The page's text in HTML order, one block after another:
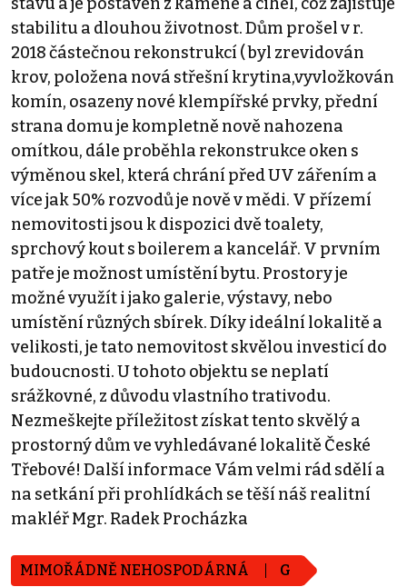
stabilitu a dlouhou životnost. Dům prošel v r.
2018 částečnou rekonstrukcí ( byl zrevidován
krov, položena nová střešní krytina,vyvložkován
komín, osazeny nové klempířské prvky, přední
strana domu je kompletně nově nahozena
omítkou, dále proběhla rekonstrukce oken s
výměnou skel, která chrání před UV zářením a
více jak 50% rozvodů je nově v mědi. V přízemí
nemovitosti jsou k dispozici dvě toalety,
sprchový kout s boilerem a kancelář. V prvním
patře je možnost umístění bytu. Prostory je
možné využít i jako galerie, výstavy, nebo
umístění různých sbírek. Díky ideální lokalitě a
velikosti, je tato nemovitost skvělou investicí do
budoucnosti. U tohoto objektu se neplatí
srážkovné, z důvodu vlastního trativodu.
Nezmeškejte příležitost získat tento skvělý a
prostorný dům ve vyhledávané lokalitě České
Třebové! Další informace Vám velmi rád sdělí a
na setkání při prohlídkách se těší náš realitní
makléř Mgr. Radek Procházka
MIMOŘÁDNĚ NEHOSPODÁRNÁ G